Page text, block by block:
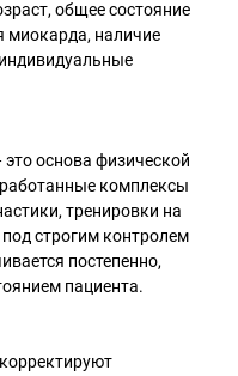
общее состояние
миокарда, наличие
основа физической
комплексы
тренировки на
строгим контролем
постепенно,
пациента.